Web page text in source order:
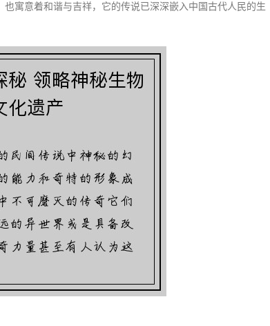
寓意着和谐与吉祥，它的传说已深深嵌入中国古代人民的生